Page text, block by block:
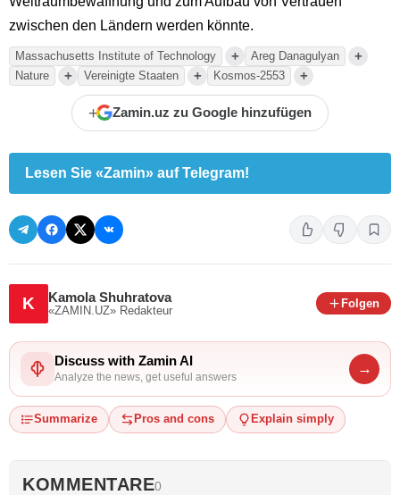
zwischen den Ländern werden könnte.
Massachusetts Institute of Technology + Areg Danagulyan +
Nature + Vereinigte Staaten + Kosmos-2553 +
+ Zamin.uz zu Google hinzufügen
Lesen Sie «Zamin» auf Telegram!
K Kamola Shuhratova
«ZAMIN.UZ» Redakteur
Folgen
Discuss with Zamin AI
Analyze the news, get useful answers
→
Summarize Pros and cons Explain simply
KOMMENTARE0